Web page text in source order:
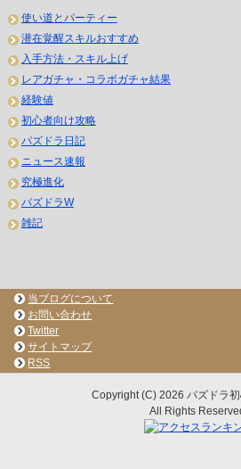
使い道とパーティー
潜在覚醒スキルおすすめ
入手方法・スキル上げ
レアガチャ・コラボガチャ結果
経験値
初心者向け攻略
パズドラ日記
ニュース速報
究極進化
パズドラW
雑記
当ブログについて
お問い合わせ
Twitter
サイトマップ
RSS
Copyright (C) 2026 パズドラ
All Rights